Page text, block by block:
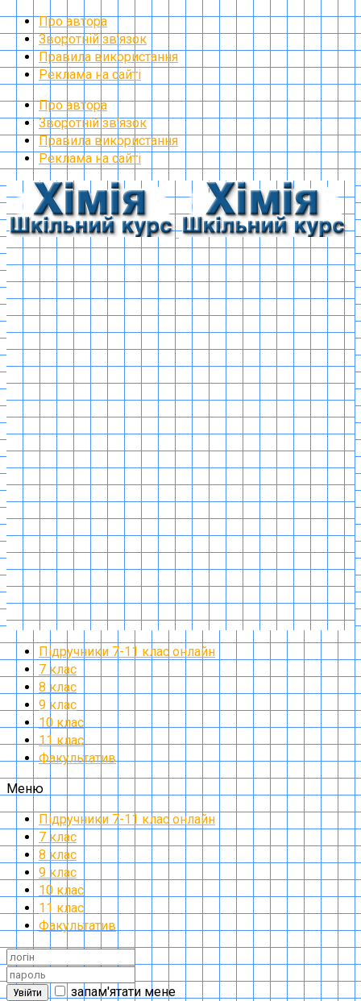
Про автора
Зворотній зв’язок
Правила використання
Реклама на сайті
Про автора
Зворотній зв’язок
Правила використання
Реклама на сайті
Підручники 7-11 клас онлайн
7 клас
8 клас
9 клас
10 клас
11 клас
Факультатив
Меню
Підручники 7-11 клас онлайн
7 клас
8 клас
9 клас
10 клас
11 клас
Факультатив
Увійти запам'ятати мене